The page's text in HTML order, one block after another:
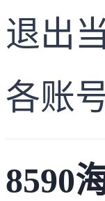
退出
各账
8590